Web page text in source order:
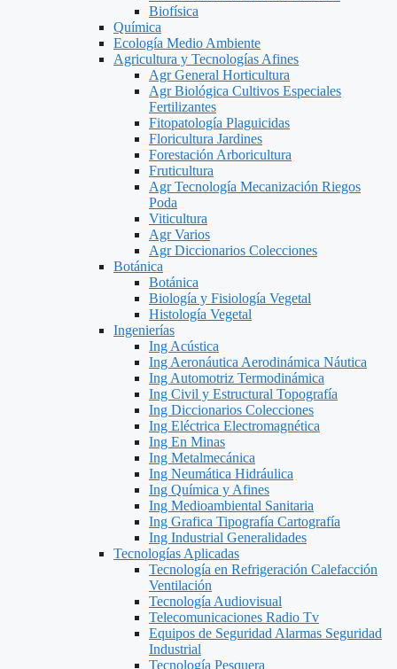
Biofísica
Química
Ecología Medio Ambiente
Agricultura y Tecnologías Afines
Agr General Horticultura
Agr Biológica Cultivos Especiales
Fertilizantes
Fitopatología Plaguicidas
Floricultura Jardines
Forestación Arboricultura
Fruticultura
Agr Tecnología Mecanización Riegos
Poda
Viticultura
Agr Varios
Agr Diccionarios Colecciones
Botánica
Botánica
Biología y Fisiología Vegetal
Histología Vegetal
Ingenierías
Ing Acústica
Ing Aeronáutica Aerodinámica Náutica
Ing Automotriz Termodinámica
Ing Civil y Estructural Topografía
Ing Diccionarios Colecciones
Ing Eléctrica Electromagnética
Ing En Minas
Ing Metalmecánica
Ing Neumática Hidráulica
Ing Química y Afines
Ing Medioambiental Sanitaria
Ing Grafica Tipografía Cartografía
Ing Industrial Generalidades
Tecnologías Aplicadas
Tecnología en Refrigeración Calefacción
Ventilación
Tecnología Audiovisual
Telecomunicaciones Radio Tv
Equipos de Seguridad Alarmas Seguridad
Industrial
Tecnología Pesquera